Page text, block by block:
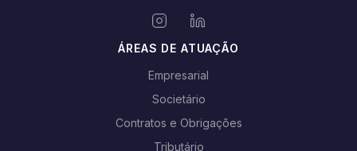
ÁREAS DE ATUAÇÃO
Empresarial
Societário
Contratos e Obrigações
Tributário